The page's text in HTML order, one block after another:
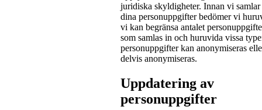
juridiska skyldigheter. Innan vi
dina personuppgifter bedömer vi
vi kan begränsa antalet
som samlas in och huruvida vissa
personuppgifter kan anonymiseras
delvis anonymiseras.
Uppdatering av
personuppgifter